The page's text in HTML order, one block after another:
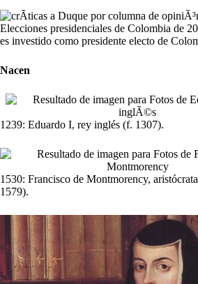
Elecciones presidenciales de Colombia de
es investido como presidente electo de
Nacen
1239: Eduardo I, rey inglés (f. 1307).
1530: Francisco de Montmorency,
1579).